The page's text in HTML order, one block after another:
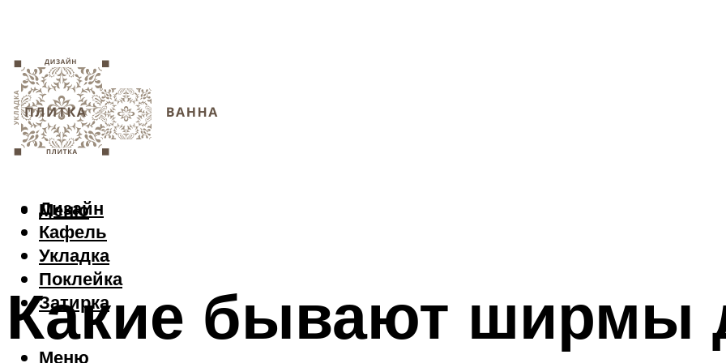
Дизайн
Кафель
Укладка
Поклейка
Затирка
Меню
Меню
Какие бывают ширмы